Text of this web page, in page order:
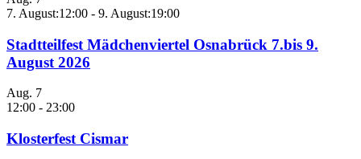
7. August:12:00 - 9. August:19:00
Stadtteilfest Mädchenviertel Osnabrück 7.bis 9.
August 2026
Aug. 7
12:00 - 23:00
Klosterfest Cismar